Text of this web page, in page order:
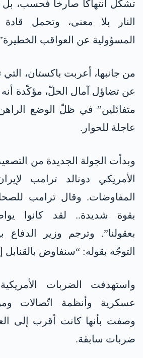
تشكّل انتهاكاً صارخاً فحسب،
النار بلا معنى، وتحمل قادة
المسؤولية عن العواقب
من جانبها، أعربت باكستان،
عن تضاؤل آمال الحلّ، مؤكّدة
متفائلين” في ظلّ الوضع
عاجلة للحوار.
وبدأت الجولة الجديدة من
الأمريكي دونالد ترامب
المفاوضات. وقال ترامب
بقوة شديدة.. لقد كانوا
بعقولنا”. وترجم وزير
التوجّه بقوله: “سنفاوض
واستهدفت الضربات
عسكرية وأنظمة اتّصالات
وصفت بأنها كانت أقرب إلى
ضربات سابقة.